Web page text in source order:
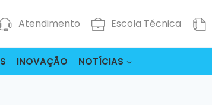
Atendimento Escola Técnica
INOVAÇÃO NOTÍCIAS